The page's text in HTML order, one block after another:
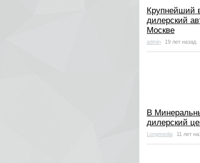
Крупнейший
дилерский
Москве
admin 19 лет назад
В
дилерский
Longmedia 11 лет